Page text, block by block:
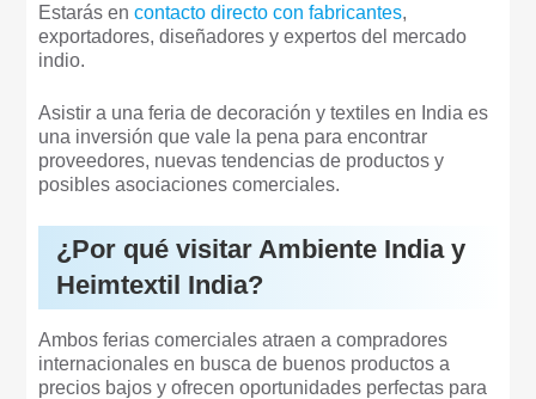
Estarás encontacto directo con fabricantes,
exportadores, diseñadores y expertos del mercado
indio.
Asistir a una feria de decoración y textiles en India es
una inversión que vale la pena para encontrar
proveedores, nuevas tendencias de productos y
posibles asociaciones comerciales.
¿Por qué visitar Ambiente India y
Heimtextil India?
Ambos ferias comerciales atraen a compradores
internacionales en busca de buenos productos a
precios bajos y ofrecen oportunidades perfectas para